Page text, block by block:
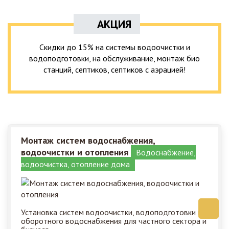
АКЦИЯ
Скидки до 15% на системы водоочистки и
водоподготовки, на обслуживание, монтаж био
станций, септиков, септиков с аэрацией!
Монтаж систем водоснабжения,
водоочистки и отопления
Водоснабжение,
водоочистка, отопление дома
Установка систем водоочистки, водоподготовки и
оборотного водоснабжения для частного сектора и